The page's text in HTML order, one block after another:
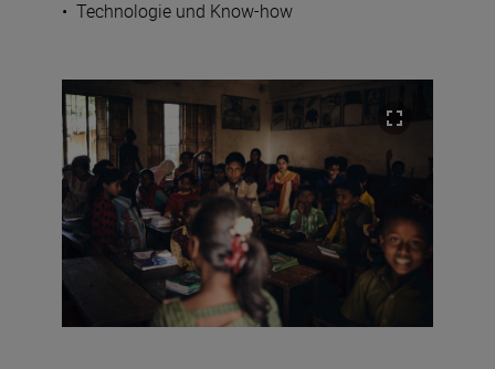
• Technologie und Know-how